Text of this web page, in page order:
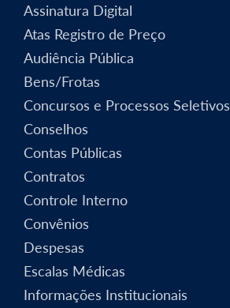
Assinatura Digital
Atas Registro de Preço
Audiência Pública
Bens/Frotas
Concursos e Processos Seletivos
Conselhos
Contas Públicas
Contratos
Controle Interno
Convênios
Despesas
Escalas Médicas
Informações Institucionais